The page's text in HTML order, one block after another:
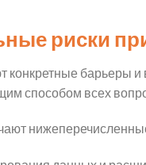
риски
барьеры и
способом всех